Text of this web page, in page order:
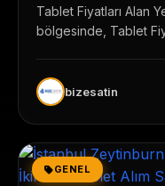
Tablet Fiyatları Alan
bölgesinde, Tablet
bizesatin
GENEL